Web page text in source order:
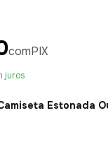
comPIX
juros
Estonada